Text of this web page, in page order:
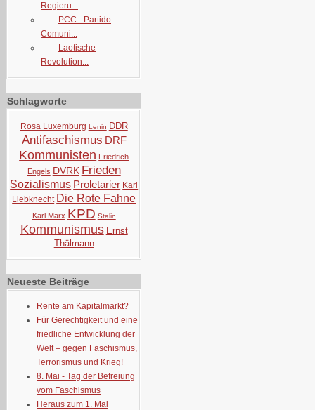
Regieru...
PCC - Partido
Comuni...
Laotische
Revolution...
Schlagworte
Rosa Luxemburg Lenin DDR
Antifaschismus DRF
Kommunisten Friedrich
Engels DVRK Frieden
Sozialismus Proletarier Karl
Liebknecht Die Rote Fahne
Karl Marx KPD Stalin
Kommunismus Ernst
Thälmann
Neueste Beiträge
Rente am Kapitalmarkt?
Für Gerechtigkeit und eine
friedliche Entwicklung der
Welt – gegen Faschismus,
Terrorismus und Krieg!
8. Mai - Tag der Befreiung
vom Faschismus
Heraus zum 1. Mai